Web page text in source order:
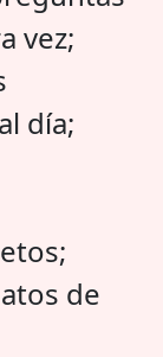
vez;
día;
de